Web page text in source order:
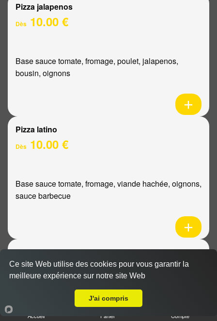
Pizza jalapenos
Dès 10.00 €
Base sauce tomate, fromage, poulet, jalapenos,
bousin, oignons
Pizza latino
Dès 10.00 €
Base sauce tomate, fromage, viande hachée, oignons,
sauce barbecue
Pizza mexicaine
Dès10.00 €
Base sauce tomate, fromage, poulet, pommes de
terre, ananas, sauce barbecue
Accueil Panier Compte
Ce site Web utilise des cookies pour vous garantir la
meilleure expérience sur notre site Web
J'ai compris